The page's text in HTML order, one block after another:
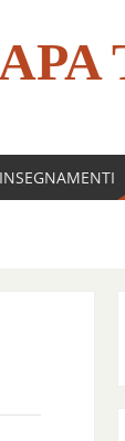
INSEGNAMENTI